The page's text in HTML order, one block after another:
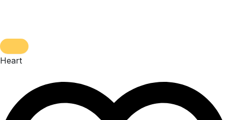
Heart